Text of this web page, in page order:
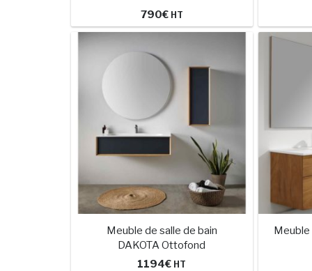
790€ HT
Meuble de salle de bain
DAKOTA Ottofond
1194€ HT
Meuble